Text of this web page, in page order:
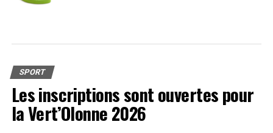
SPORT
Les inscriptions sont ouvertes pour
la Vert’Olonne 2026